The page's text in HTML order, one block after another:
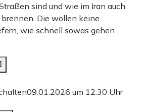
sind und wie im Iran auch
Die wollen keine
wie schnell sowas gehen
09.01.2026 um 12:30 Uhr